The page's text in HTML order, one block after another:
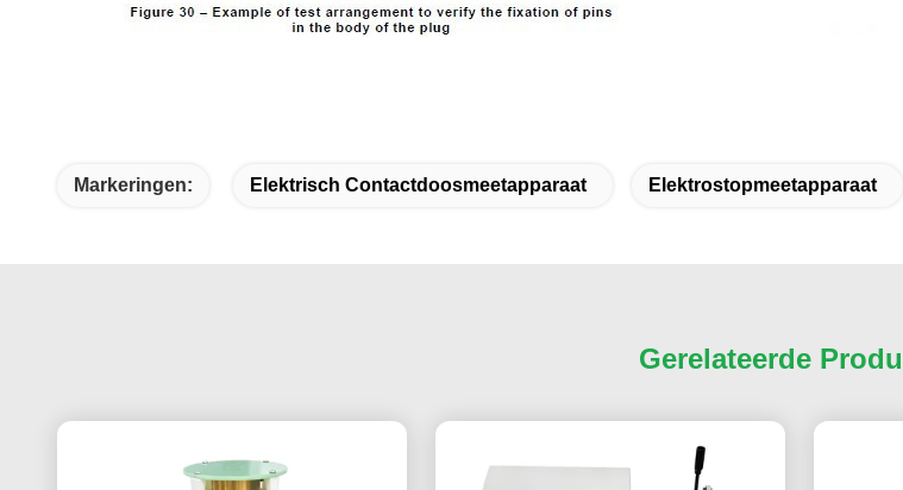
Markeringen: Elektrisch Contactdoosmeetapparaat Elektrostopmeetapparaat
Gerelateerde